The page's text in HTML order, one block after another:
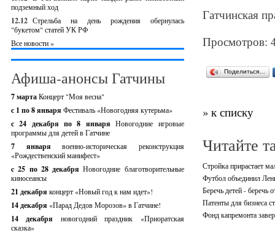
подземный ход
12.12 Стрельба на день рождения обернулась
"букетом" статей УК РФ
Все новости »
Афиша-анонсы Гатчины
7 мартаКонцерт "Моя весна"
с 1 по 8 января Фестиваль «Новогодняя кутерьма»
с 24 декабря по 8 январяНовогодние игровые
программы для детей в Гатчине
7 январявоенно-историческая реконструкция
«Рождественский манифест»
c 25 по 28 декабряНовогодние благотворительные
киносеансы
21 декабря концерт «Новый год к нам идет»!
14 декабря «Парад Дедов Морозов» в Гатчине!
14 декабря новогодний праздник «Приоратская
сказка»
Гатчинская
Просмотров:
Поделиться…
» к списку
Читайте
Стройка прирастает
Футбол объединил
Беречь детей - беречь
Патенты для бизнеса
Фонд капремонта